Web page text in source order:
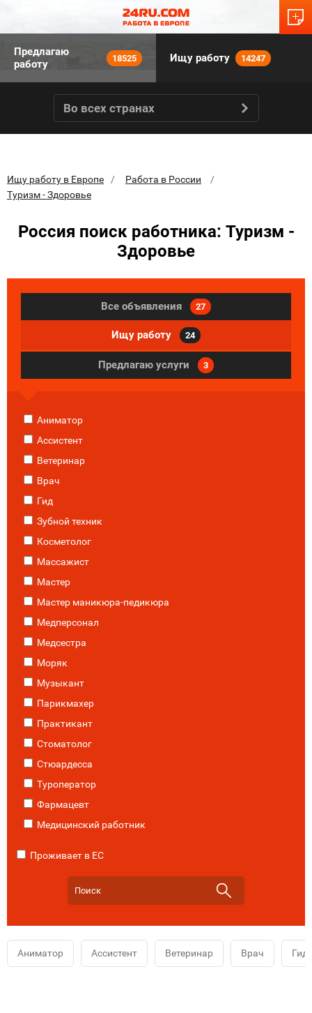
Предлагаю
работу
18525 Ищу работу 14247
Во всех странах
Ищу работу в Европе
Работа в России
Туризм - Здоровье
Россия поиск работника: Туризм -
Здоровье
Все объявления 27
Ищу работу 24
Предлагаю услуги 3
Аниматор
Ассистент
Ветеринар
Врач
Гид
Зубной техник
Косметолог
Массажист
Мастер
Мастер маникюра-педикюра
Медперсонал
Медсестра
Моряк
Музыкант
Парикмахер
Практикант
Стоматолог
Стюардесса
Туроператор
Фармацевт
Медицинский работник
Проживает в ЕС
Аниматор Ассистент Ветеринар Врач Гид